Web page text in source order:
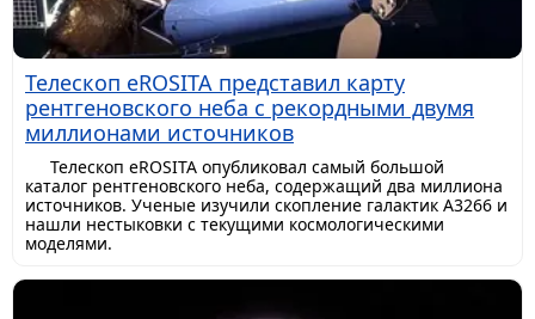
Телескоп eROSITA представил карту
рентгеновского неба с рекордными двумя
миллионами источников
Телескоп eROSITA опубликовал самый большой
каталог рентгеновского неба, содержащий два миллиона
источников. Ученые изучили скопление галактик A3266 и
нашли нестыковки с текущими космологическими
моделями.